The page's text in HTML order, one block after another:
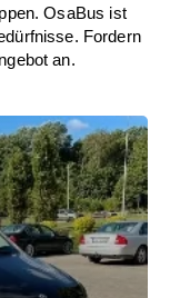
OsaBus ist
Fordern
an.